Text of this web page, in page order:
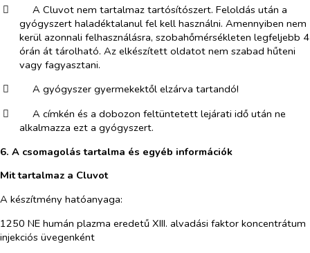
​
A Cluvot nem tartalmaz tartósítószert. Feloldás után a
gyógyszert haladéktalanul fel kell használni. Amennyiben nem
kerül azonnali felhasználásra, szobahőmérsékleten legfeljebb 4
órán át tárolható. Az elkészített oldatot nem szabad hűteni
vagy fagyasztani.
​
A gyógyszer gyermekektől elzárva tartandó!
​
A címkén és a dobozon feltüntetett lejárati idő után ne
alkalmazza ezt a gyógyszert.
6. A csomagolás tartalma és egyéb információk
Mit tartalmaz a Cluvot
A készítmény hatóanyaga:
1250 NE humán plazma eredetű XIII. alvadási faktor koncentrátum
injekciós üvegenként